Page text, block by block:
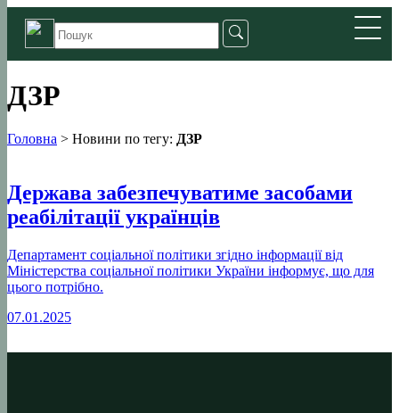
ДЗР
Головна > Новини по тегу: ДЗР
Держава забезпечуватиме засобами
реабілітації українців
Департамент соціальної політики згідно інформації від
Міністерства соціальної політики України інформує, що для
цього потрібно.
07.01.2025